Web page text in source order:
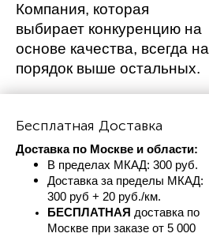
Компания, которая
выбирает конкуренцию на
основе качества, всегда на
порядок выше остальных.
Бесплатная Доставка
Доставка по Москве и области:
В пределах МКАД: 300 руб.
Доставка за пределы МКАД:
300 руб + 20 руб./км.
БЕСПЛАТНАЯ доставка по
Москве при заказе от 5 000